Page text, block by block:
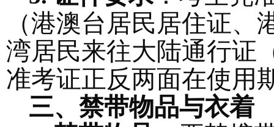
（港澳台居民居住证
湾居民来往大陆通行证
准考证正反两面在使用
三、禁带物品与衣着